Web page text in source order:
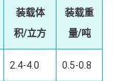
装载体
积/立方
装载重
量/吨
2.4-4.0 0.5-0.8